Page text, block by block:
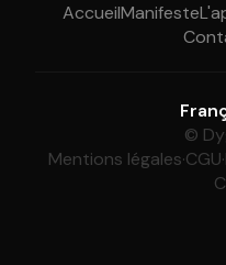
AccueilManifeste
©
Mentions légales·CGU·